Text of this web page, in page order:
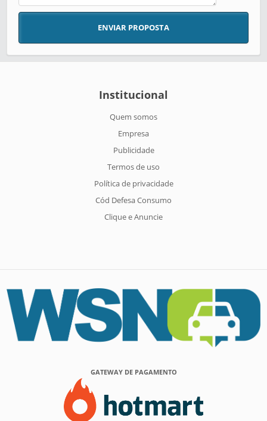
ENVIAR PROPOSTA
Institucional
Quem somos
Empresa
Publicidade
Termos de uso
Política de privacidade
Cód Defesa Consumo
Clique e Anuncie
GATEWAY DE PAGAMENTO